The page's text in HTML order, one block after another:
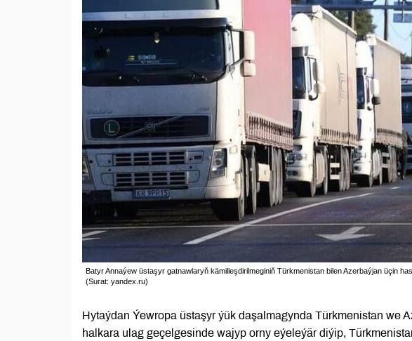
Batyr Annaýew üstaşyr gatnawlaryň kämilleşdirilmeginiň Türkmenistan bilen Azerbaýjan üçin
(Surat: yandex.ru)
Hytaýdan Ýewropa üstaşyr ýük daşalmagynda Türkmenistan we
halkara ulag geçelgesinde wajyp orny eýeleýär diýip,